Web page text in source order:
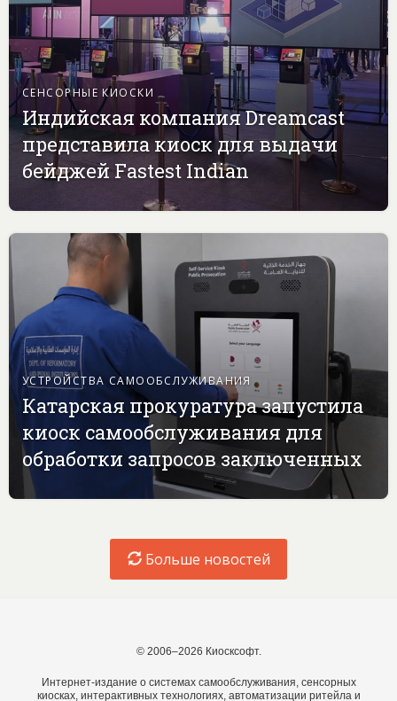
СЕНСОРНЫЕ КИОСКИ
Индийская компания Dreamcast
представила киоск для выдачи
бейджей Fastest Indian
УСТРОЙСТВА САМООБСЛУЖИВАНИЯ
Катарская прокуратура запустила
киоск самообслуживания для
обработки запросов заключенных
Больше новостей
© 2006–2026 Киосксофт.
Интернет-издание о системах самообслуживания, сенсорных
киосках, интерактивных технологиях, автоматизации ритейла и